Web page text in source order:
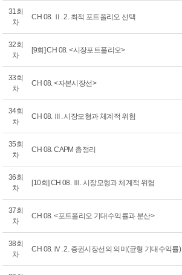
31회
차
CH 08. Ⅱ. 2. 최적 포트폴리오 선택
32회
차
[9회] CH 08. <시장포트폴리오>
33회
차
CH 08. <자본시장선>
34회
차
CH 08. Ⅲ. 시장모형과 체계적 위험
35회
차
CH 08. CAPM 총정리
36회
차
[10회] CH 08. Ⅲ. 시장모형과 체계적 위험
37회
차
CH 08. <포트폴리오 기대수익률과 분산>
38회
차
CH 08. Ⅳ. 2. 증권시장선의 의미(균형 기대수익률)